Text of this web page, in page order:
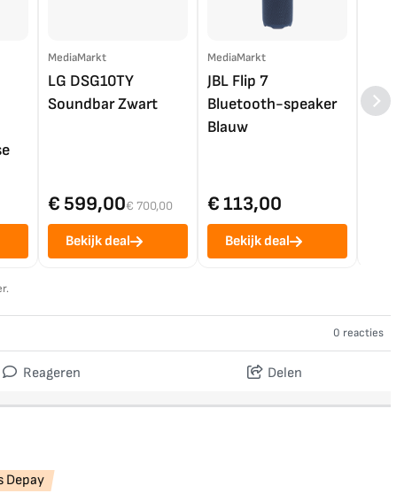
MediaMarkt
LG DSG10TY
Soundbar Zwart
€ 599,00€ 700,00
Bekijk deal
MediaMarkt
JBL Flip 7
Bluetooth-speaker
Blauw
€ 113,00
Bekijk deal
LG
4K TV
0 reacties
Reageren Delen
Depay